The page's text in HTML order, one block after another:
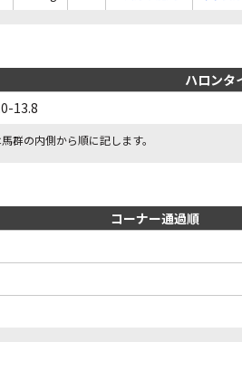
ハロンタ
13.8
群の内側から順に記します。
コーナー通過順